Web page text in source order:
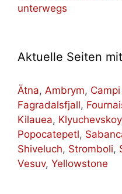
unterwegs
Aktuelle Seiten
Ätna, Ambrym,
Fagradalsfjall,
Kilauea, Klyuchevskoy
Popocatepetl,
Shiveluch, Stromboli,
Vesuv, Yellowstone